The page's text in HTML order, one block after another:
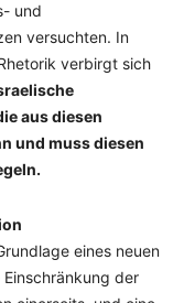
und
versuchten. In
verbirgt sich
aus diesen
und muss diesen
eines neuen
der